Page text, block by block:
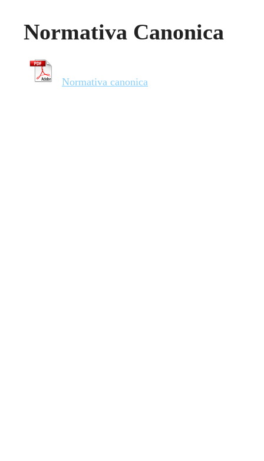
Normativa Canonica
Normativa canonica